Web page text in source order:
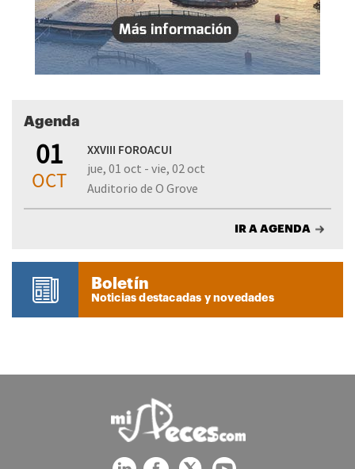
Agenda
01
OCT
XXVIII FOROACUI
jue, 01 oct - vie, 02 oct
Auditorio de O Grove
IR A AGENDA
Boletín
Noticias destacadas y novedades